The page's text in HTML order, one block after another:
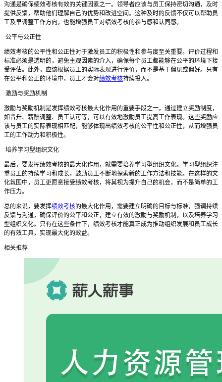
沟通是确保绩效考核有效的关键因素之一。领导者应该与员工保持密切沟通，及时
提供反馈，帮助他们理解自己的优势和改进空间。这种及时的反馈不仅可以帮助员
工及早调整工作方向，也能增强员工对绩效考核的参与感和认同感。
公平与公正性
绩效考核的公平性和公正性对于激发员工的积极性和参与度至关重要。评价过程和
标准必须是透明的，避免主观因素的介入，确保每个员工都能够在公平的环境下接
受评估。此外，应该根据员工的实际表现进行评价，而不是基于偏见或偏好。只有
在公平和公正的环境中，员工才会对绩效考核持续投入。
激励与奖励机制
激励与奖励机制是发挥绩效考核最大化作用的重要手段之一。通过建立奖励制度，
如晋升、薪酬调整、员工认可等，可以有效地激励员工提高工作表现。这些奖励应
该与员工的实际表现相匹配，能够体现出绩效考核的公平性和公正性，从而增强员
工的工作动力和积极性。
培养学习型组织文化
最后，要发挥绩效考核的最大化作用，就需要培养学习型组织文化。学习型组织注
重员工的持续学习和成长，鼓励员工不断地探索新的工作方法和技能。在这样的文
化氛围中，员工更愿意接受绩效考核，将其视为提升自己的机会，而不是简单的工
作压力。
总的来说，要发挥绩效考核的最大化作用，需要建立明确的目标与标准，强调持续
反馈与沟通，确保评价的公平和公正，建立有效的激励与奖励机制，以及培养学习
型组织文化。只有在这些条件下，绩效考核才能真正成为推动组织发展和员工成长
的有效工具，实现最大化的效益。
相关推荐